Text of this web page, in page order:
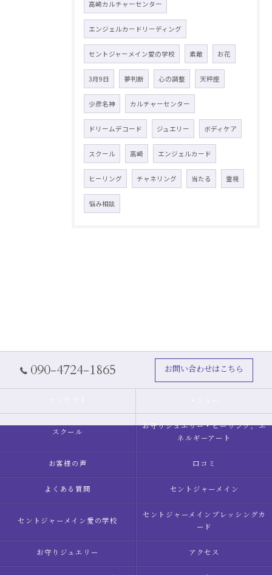
高崎カルチャーセンター
エンジェルカードリーディング
セントジャーメイン愛の学校 素敵 お花
3月9日 夢判断 心の調整 天秤座
少彦名神 カルチャーセンター
ドリームデコード ジュエリー ボディケア
スクール 高崎 エンジェルカード
ヒーリング チャネリング 当たる 霊視
悩み相談
090-4724-1865 お問い合わせはこちら
スクール
お守りジュエリー・ヒーリング，エ
ネルギーアート
お客様の声 口コミ
よくある質問 セントジャーメイン
セントジャーメイン愛の学校
セントジャーメインブレッシングカ
ード
お守りジュエリー アクセス